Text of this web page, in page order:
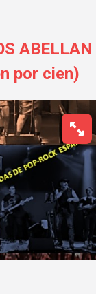
ABELLAN
por cien)